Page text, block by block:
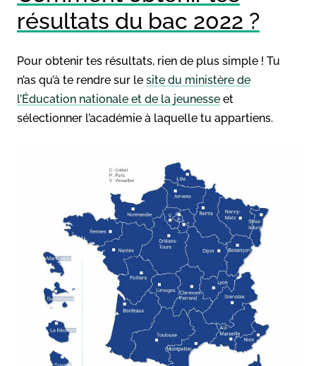
résultats du bac 2022 ?
Pour obtenir tes résultats, rien de plus simple ! Tu
n’as qu’à te rendre sur le site du ministère de
l’Éducation nationale et de la jeunesse et
sélectionner l’académie à laquelle tu appartiens.